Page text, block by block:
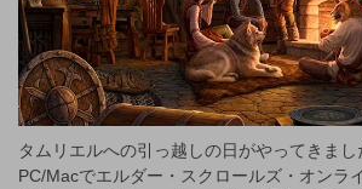
タムリエルへの引っ越しの日がやってきまし
PC/Macでエルダー・スクロールズ・オンラ